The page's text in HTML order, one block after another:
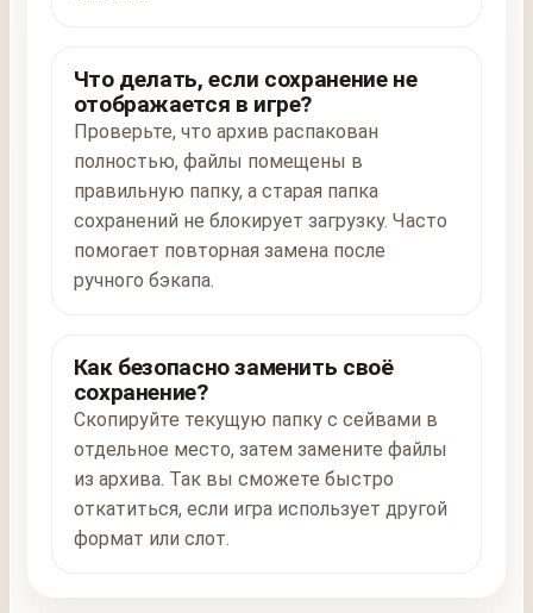
Что делать, если сохранение не
отображается в игре?
Проверьте, что архив распакован
полностью, файлы помещены в
правильную папку, а старая папка
сохранений не блокирует загрузку. Часто
помогает повторная замена после
ручного бэкапа.
Как безопасно заменить своё
сохранение?
Скопируйте текущую папку с сейвами в
отдельное место, затем замените файлы
из архива. Так вы сможете быстро
откатиться, если игра использует другой
формат или слот.